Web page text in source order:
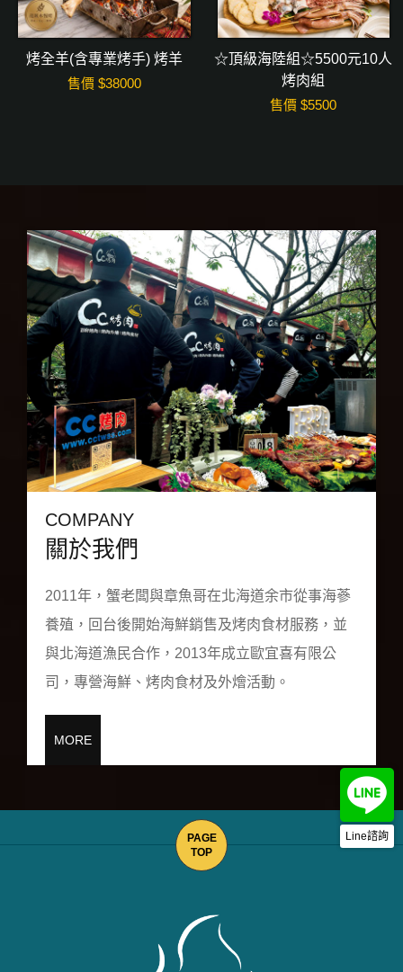
Line諮詢
烤全羊(含專業烤手) 烤羊
售價 $38000
☆頂級海陸組☆5500元10人
烤肉組
售價 $5500
COMPANY
關於我們
2011年，蟹老闆與章魚哥在北海道余市從事海蔘
養殖，回台後開始海鮮銷售及烤肉食材服務，並
與北海道漁民合作，2013年成立歐宜喜有限公
司，專營海鮮、烤肉食材及外燴活動。
MORE